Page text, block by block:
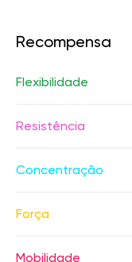
Recompensa
Flexibilidade
Resistência
Concentração
Força
Mobilidade